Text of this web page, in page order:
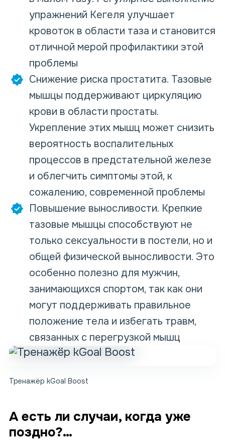
упражнений Кегеля улучшает
кровоток в области таза и становится
отличной мерой профилактики этой
проблемы
Снижение риска простатита. Тазовые
мышцы поддерживают циркуляцию
крови в области простаты.
Укрепление этих мышц может снизить
вероятность воспалительных
процессов в предстательной железе
и облегчить симптомы этой, к
сожалению, современной проблемы
Повышение выносливости. Крепкие
тазовые мышцы способствуют не
только сексуальности в постели, но и
общей физической выносливости. Это
особенно полезно для мужчин,
занимающихся спортом, так как они
могут поддерживать правильное
положение тела и избегать травм,
связанных с перегрузкой мышц
Тренажёр kGoal Boost
А есть ли случаи, когда уже
поздно?…